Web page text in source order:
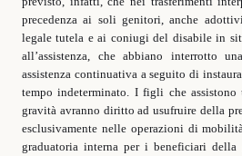
precedenza ai soli genitori, anche
legale tutela e ai coniugi del disabile in
all’assistenza, che abbiano interrotto
assistenza continuativa a seguito di
tempo indeterminato. I figli che
gravità avranno diritto ad usufruire della
esclusivamente nelle operazioni di
graduatoria interna per i beneficiari della